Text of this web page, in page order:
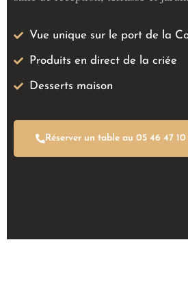
Vue unique sur le port de la
Produits en direct de la criée
Desserts maison
Réserver un table au 05 46 47 10